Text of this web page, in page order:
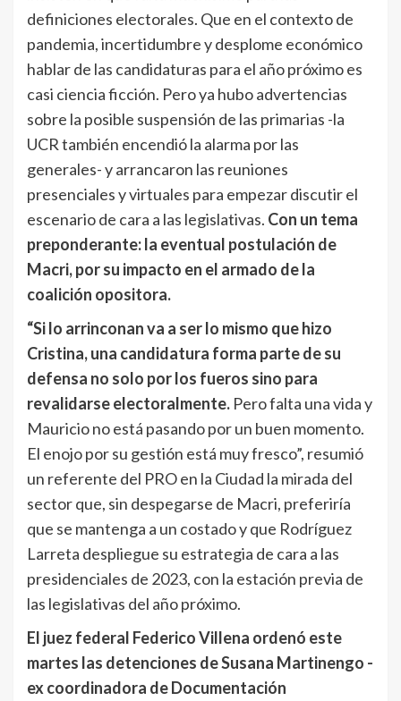
definiciones electorales. Que en el contexto de
pandemia, incertidumbre y desplome económico
hablar de las candidaturas para el año próximo es
casi ciencia ficción. Pero ya hubo advertencias
sobre la posible suspensión de las primarias -la
UCR también encendió la alarma por las
generales- y arrancaron las reuniones
presenciales y virtuales para empezar discutir el
escenario de cara a las legislativas. Con un tema
preponderante: la eventual postulación de
Macri, por su impacto en el armado de la
coalición opositora.
“Si lo arrinconan va a ser lo mismo que hizo
Cristina, una candidatura forma parte de su
defensa no solo por los fueros sino para
revalidarse electoralmente. Pero falta una vida y
Mauricio no está pasando por un buen momento.
El enojo por su gestión está muy fresco”, resumió
un referente del PRO en la Ciudad la mirada del
sector que, sin despegarse de Macri, preferiría
que se mantenga a un costado y que Rodríguez
Larreta despliegue su estrategia de cara a las
presidenciales de 2023, con la estación previa de
las legislativas del año próximo.
El juez federal Federico Villena ordenó este
martes las detenciones de Susana Martinengo -
ex coordinadora de Documentación